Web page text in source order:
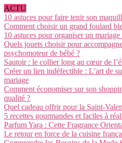
ACTU
10 astuces pour faire tenir son
Comment choisir un grand foulard
10 astuces pour organiser un
Quels jouets choisir pour
psychomoteur de bébé ?
Sautoir : le collier long au cœur de
Créer un lien indéfectible : L’art de
mariage
Comment économiser sur son
qualité ?
Quel cadeau offrir pour la Saint-
5 recettes gourmandes et faciles à
Parfum Yara : Cette Fragrance
Le retour en force de la cuisine